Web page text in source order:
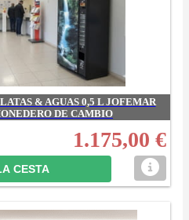
& AGUAS 0,5 L JOFEMAR
DE CAMBIO
1.175,00 €
CESTA